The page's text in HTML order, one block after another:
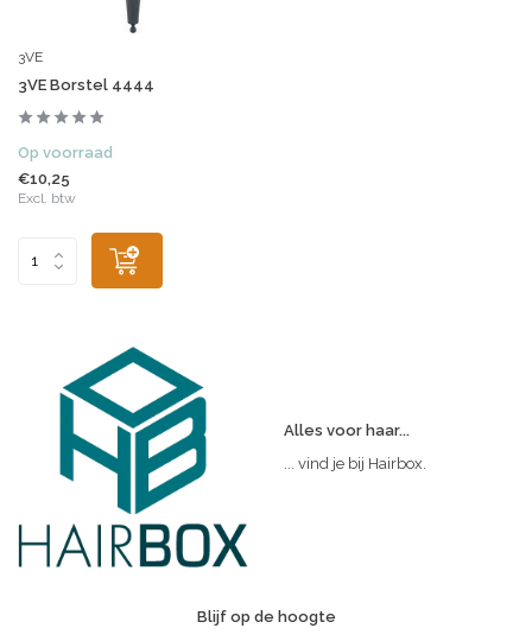
3VE
3VE Borstel 4444
Op voorraad
€10,25
Excl. btw
Alles voor haar...
... vind je bij Hairbox.
Blijf op de hoogte